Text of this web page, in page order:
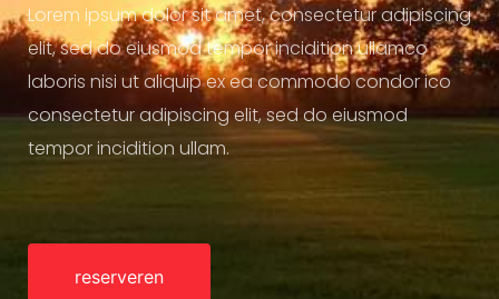
Lorem ipsum dolor sit amet, consectetur adipiscing
elit, sed do eiusmod tempor incidition ullamco
laboris nisi ut aliquip ex ea commodo condor ico
consectetur adipiscing elit, sed do eiusmod
tempor incidition ullam.
reserveren